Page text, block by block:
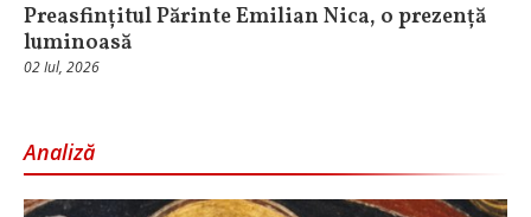
Preasfințitul Părinte Emilian Nica, o prezență
luminoasă
02 Iul, 2026
Analiză